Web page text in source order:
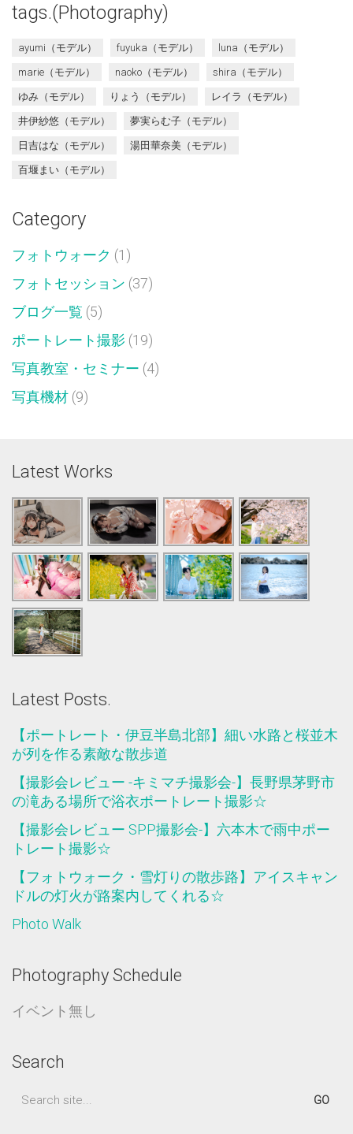
tags.(Photography)
ayumi（モデル） fuyuka（モデル） luna（モデル）
marie（モデル） naoko（モデル） shira（モデル）
ゆみ（モデル） りょう（モデル） レイラ（モデル）
井伊紗悠（モデル） 夢実らむ子（モデル）
日吉はな（モデル） 湯田華奈美（モデル）
百堰まい（モデル）
Category
フォトウォーク (1)
フォトセッション (37)
ブログ一覧 (5)
ポートレート撮影 (19)
写真教室・セミナー (4)
写真機材 (9)
Latest Works
Latest Posts.
【ポートレート・伊豆半島北部】細い水路と桜並木
が列を作る素敵な散歩道
【撮影会レビュー -キミマチ撮影会-】長野県茅野市
の滝ある場所で浴衣ポートレート撮影☆
【撮影会レビュー SPP撮影会-】六本木で雨中ポー
トレート撮影☆
【フォトウォーク・雪灯りの散歩路】アイスキャン
ドルの灯火が路案内してくれる☆
Photo Walk
Photography Schedule
イベント無し
Search
Search